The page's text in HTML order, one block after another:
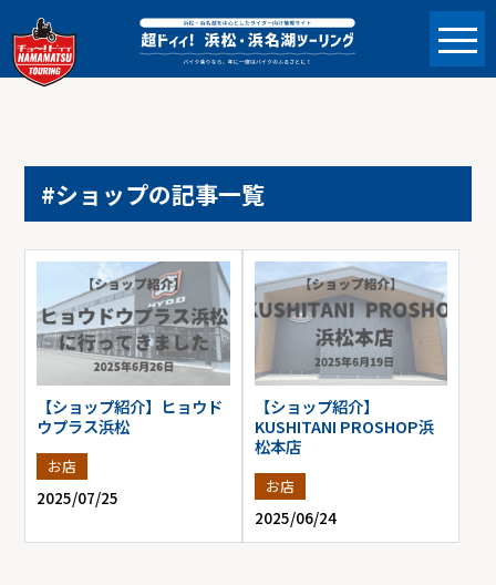
#ショップの記事一覧
【ショップ紹介】ヒョウド
ウプラス浜松
お店
2025/07/25
【ショップ紹介】
KUSHITANI PROSHOP浜
松本店
お店
2025/06/24